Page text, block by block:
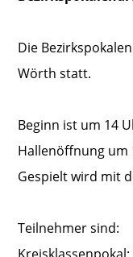
Die
Wörth statt.
Beginn ist um 14
Hallenöffnung um
Gespielt wird mit
Teilnehmer sind: